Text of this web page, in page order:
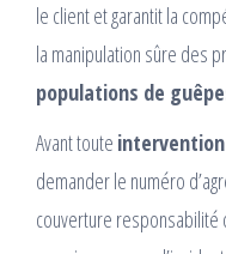
le client et garantit la
la manipulation sûre des
populations de
Avant toute
demander le numéro
couverture responsabilité